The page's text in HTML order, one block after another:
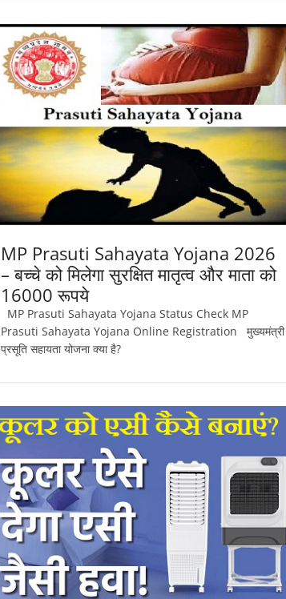
MP Prasuti Sahayata Yojana 2026
– बच्चे को मिलेगा सुरक्षित मातृत्व और माता को
16000 रूपये
MP Prasuti Sahayata Yojana Status Check MP
Prasuti Sahayata Yojana Online Registration मुख्यमंत्री
प्रसूति सहायता योजना क्या है?